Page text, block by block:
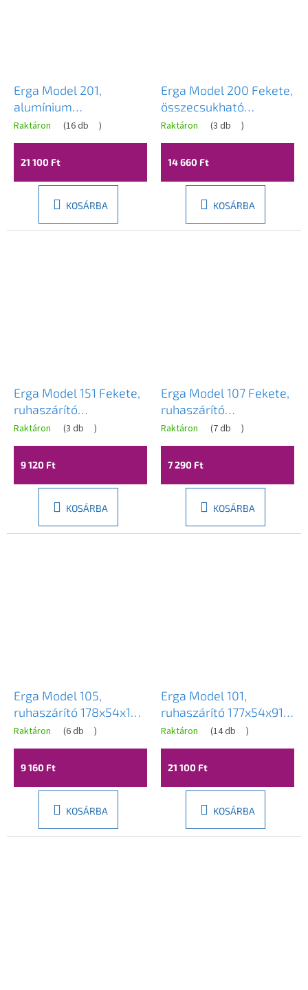
Erga Model 201,
alumínium
összecsukható
ruhaszárító 171x55x93
cm, ERG-SEP-
Raktáron (16 db )
21 100 Ft
KOSÁRBA
Erga Model 200 Fekete,
összecsukható
ruhaszárító 178x55x106
cm, fekete, ERG-SEP-
10SUSSTO20BLA
Raktáron (3 db )
14 660 Ft
KOSÁRBA
Erga Model 151 Fekete,
ruhaszárító
59,5x52,2x130,5 cm,
fekete, ERG-SEP-
10SUSST151BLA
Raktáron (3 db )
9 120 Ft
KOSÁRBA
Erga Model 107 Fekete,
ruhaszárító
178,5x54x104,5 cm,
fekete, ERG-SEP-
10SUSLA107BLA
Raktáron (7 db )
7 290 Ft
KOSÁRBA
Erga Model 105,
ruhaszárító 178x54x105
cm, fehér, ERG-SEP-
10SUSSTOMO105
Raktáron (6 db )
9 160 Ft
KOSÁRBA
Erga Model 101,
ruhaszárító 177x54x91
cm, fehér, ERG-SEP-
10SUSSTMOD101
Raktáron (14 db )
21 100 Ft
KOSÁRBA